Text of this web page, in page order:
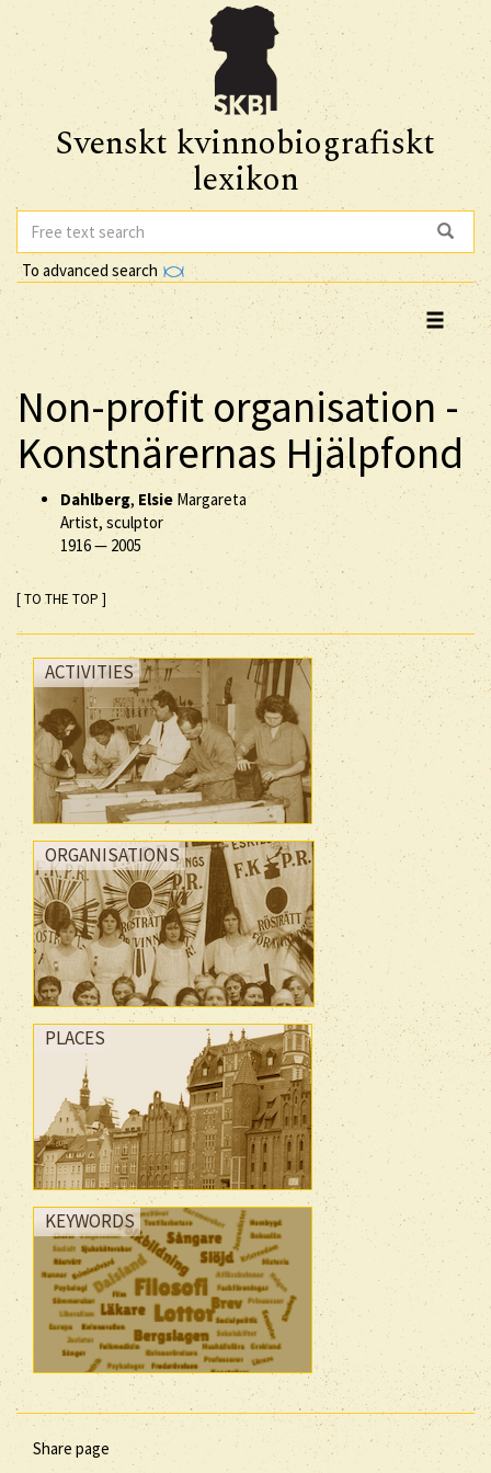
Svenskt kvinnobiografiskt
lexikon
To advanced search
Non-profit organisation -
Konstnärernas Hjälpfond
Dahlberg, Elsie Margareta
Artist, sculptor
1916— 2005
[ TO THE TOP ]
ACTIVITIES
ORGANISATIONS
PLACES
KEYWORDS
Share page